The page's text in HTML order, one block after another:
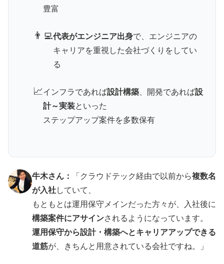
豊富
👨‍💻代表がエンジニア出身で、エンジニアの
キャリアを重視した会社づくりをしてい
る
📈インフラであれば設計構築 、開発であれば設
計～実装といった
ステップアップ案件を多数保有
牛木さん： 「クラウドテック経由で以前から複数名
が入社していて、
もともとは運用保守メインだった方々が、入社後に
構築案件にアサインされるようになっています。
運用保守から設計・構築へとキャリアアップできる
道筋が、きちんと用意されている会社ですね。」